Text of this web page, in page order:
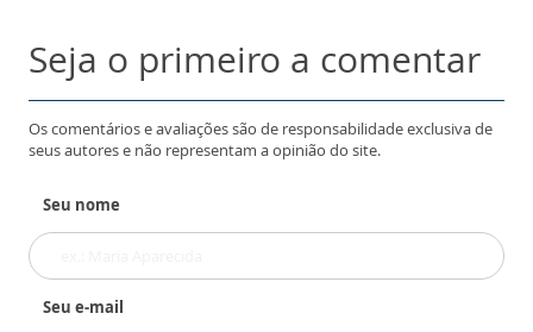
Seja o primeiro a comentar
Os comentários e avaliações são de responsabilidade exclusiva de
seus autores e não representam a opinião do site.
Seu nome
Seu e-mail